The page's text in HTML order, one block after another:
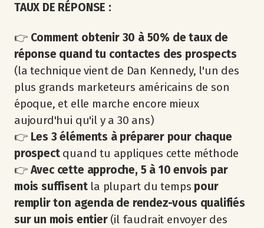
TAUX DE RÉPONSE :
👉 Comment obtenir 30 à 50% de taux de
réponse quand tu contactes des prospects
(la technique vient de Dan Kennedy, l'un des
plus grands marketeurs américains de son
époque, et elle marche encore mieux
aujourd'hui qu'il y a 30 ans)
👉 Les 3 éléments à préparer pour chaque
prospect quand tu appliques cette méthode
👉 Avec cette approche, 5 à 10 envois par
mois suffisentla plupart du temps pour
remplir ton agenda de rendez-vous qualifiés
sur un mois entier(il faudrait envoyer des